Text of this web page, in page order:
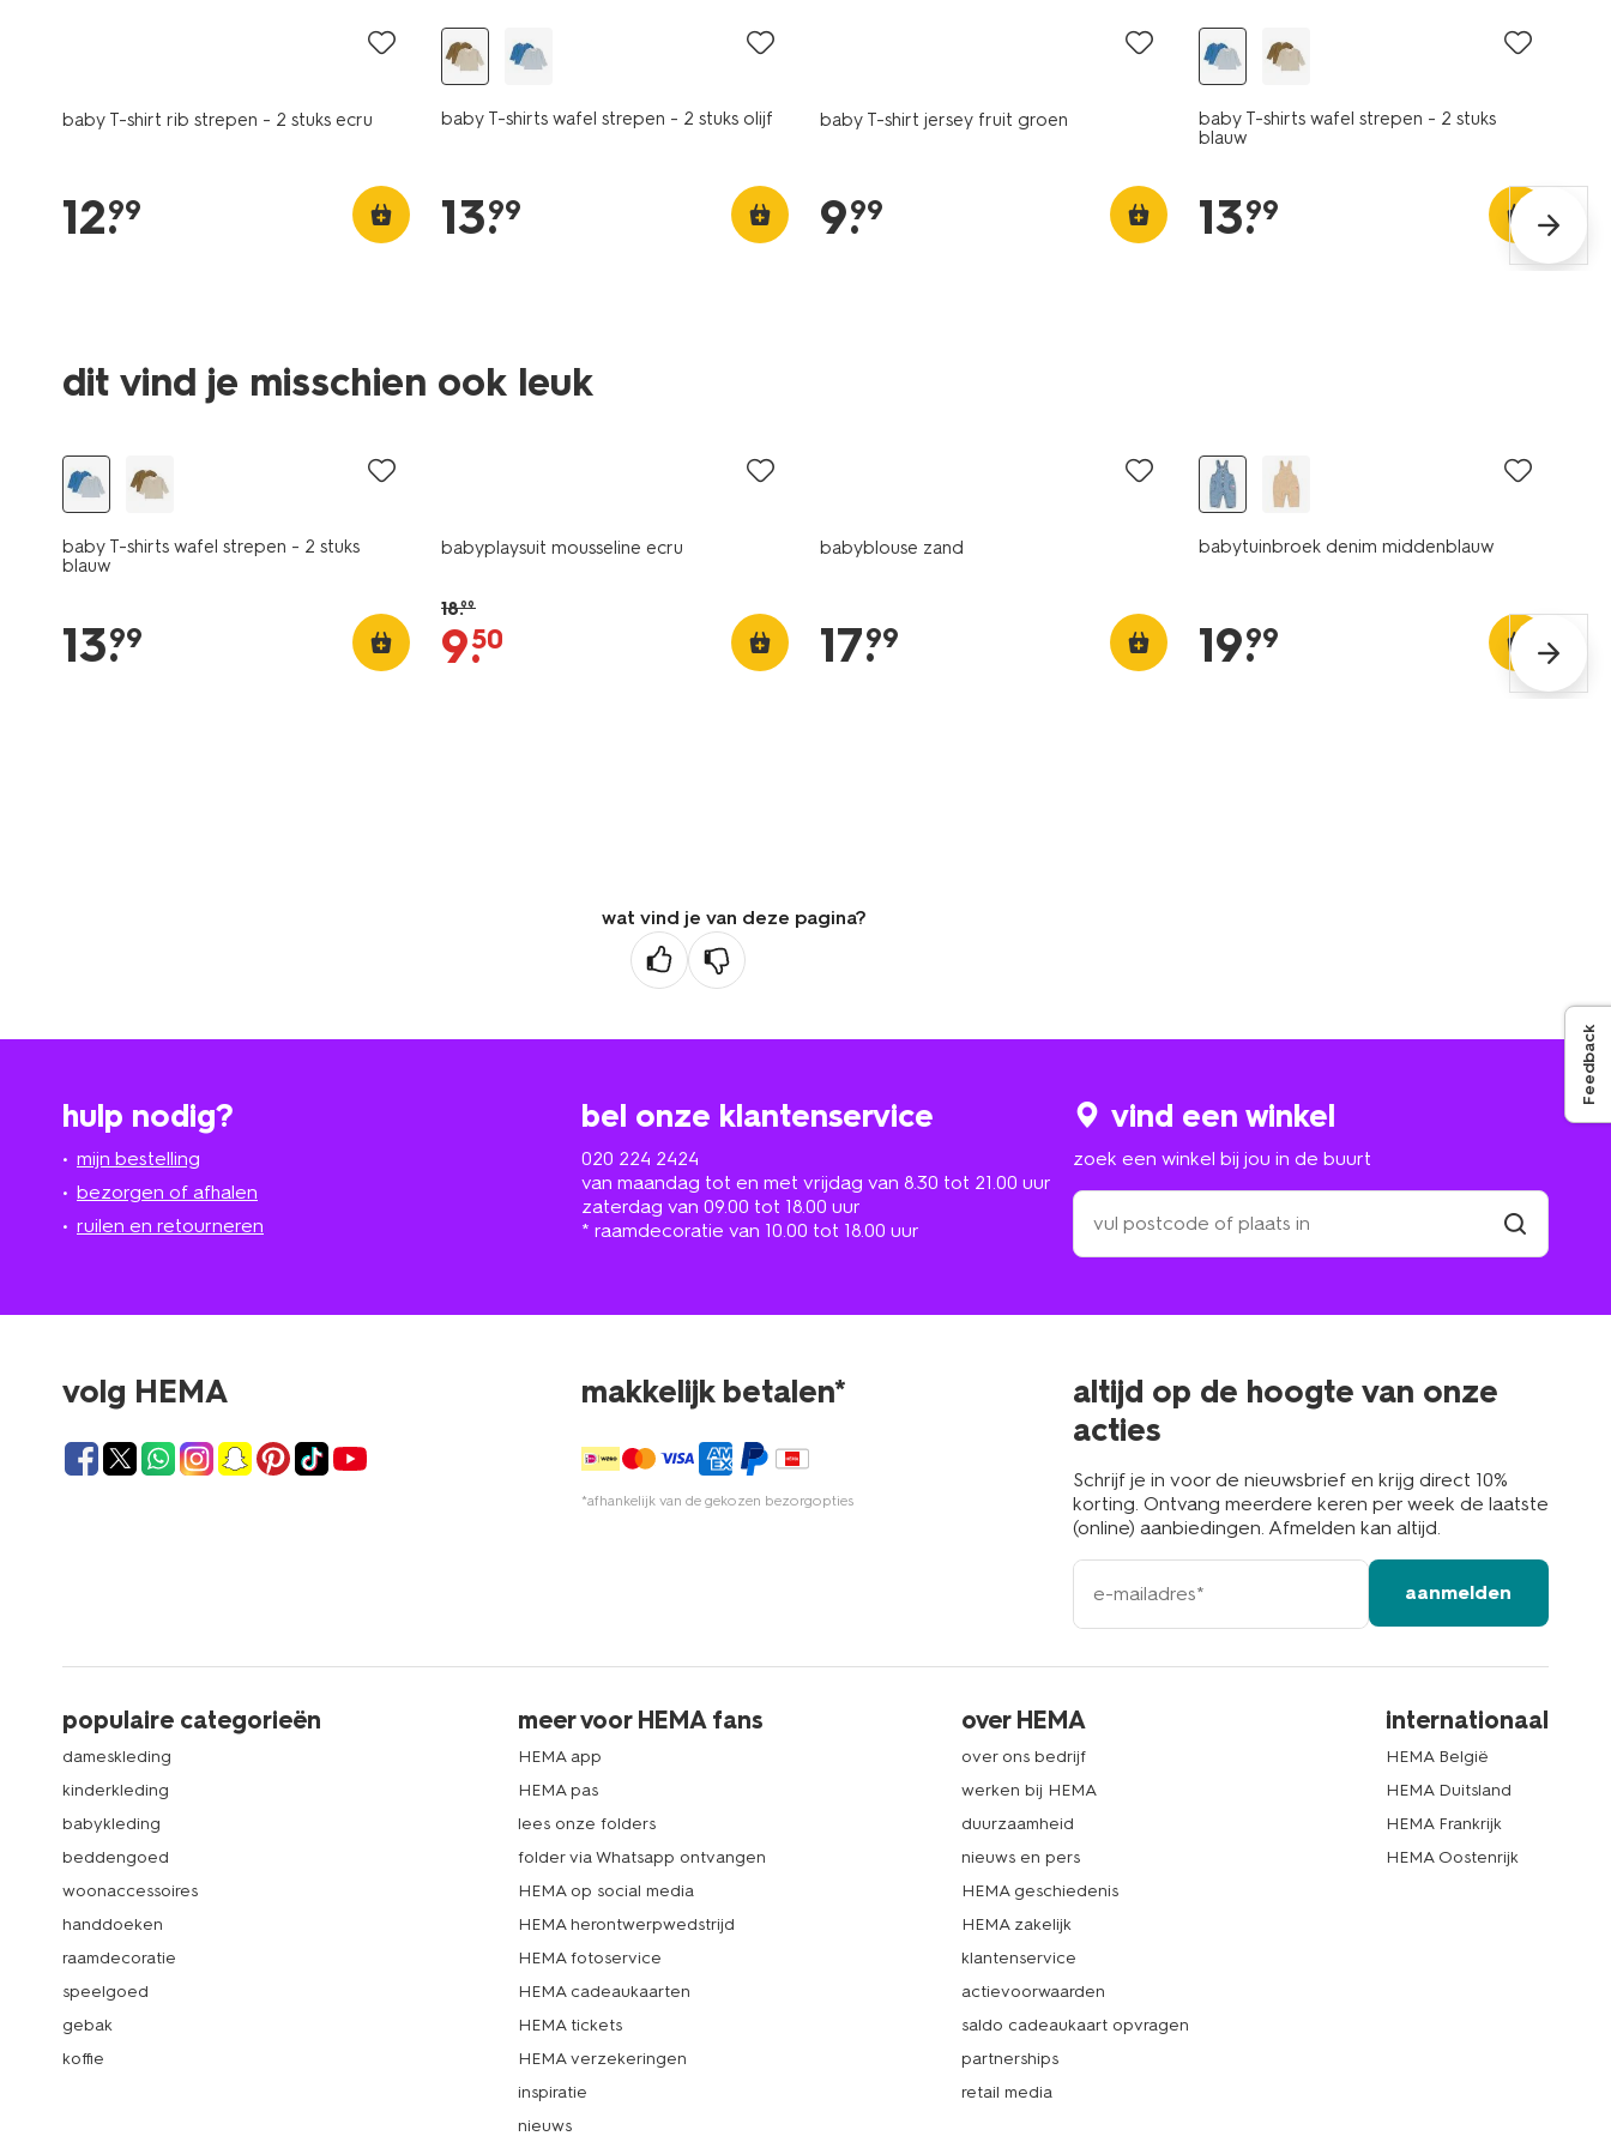
baby T-shirt rib strepen - 2 stuks ecru
12.
99
baby T-shirts wafel strepen - 2 stuks olijf
13.
99
baby T-shirt jersey fruit groen
9.
99
baby T-shirts wafel strepen - 2 stuks
blauw
13.
99
dit vind je misschien ook leuk
baby T-shirts wafel strepen - 2 stuks
blauw
13.
99
babyplaysuit mousseline ecru
18.99
9.
50
babyblouse zand
17.
99
babytuinbroek denim middenblauw
19.
99
wat vind je van deze pagina?
hulp nodig?
mijn bestelling
bezorgen of afhalen
ruilen en retourneren
bel onze klantenservice
020 224 2424
van maandag tot en met vrijdag van 8.30 tot 21.00 uur
zaterdag van 09.00 tot 18.00 uur
* raamdecoratie van 10.00 tot 18.00 uur
vind een winkel
zoek een winkel bij jou in de buurt
zoek
een
winkel
in
volg HEMA makkelijk betalen*
*afhankelijk van de gekozen bezorgopties
altijd op de hoogte van onze
acties
Schrijf je in voor de nieuwsbrief en krijg direct 10%
korting. Ontvang meerdere keren per week de laatste
(online) aanbiedingen. Afmelden kan altijd.
e-
mailadres
aanmelden
populaire categorieën
dameskleding
kinderkleding
babykleding
beddengoed
woonaccessoires
handdoeken
raamdecoratie
speelgoed
gebak
koffie
meer voor HEMA fans
HEMA app
HEMA pas
lees onze folders
folder via Whatsapp ontvangen
HEMA op social media
HEMA herontwerpwedstrijd
HEMA fotoservice
HEMA cadeaukaarten
HEMA tickets
HEMA verzekeringen
inspiratie
nieuws
over HEMA
over ons bedrijf
werken bij HEMA
duurzaamheid
nieuws en pers
HEMA geschiedenis
HEMA zakelijk
klantenservice
actievoorwaarden
saldo cadeaukaart opvragen
partnerships
retail media
internationaal
HEMA België
HEMA Duitsland
HEMA Frankrijk
HEMA Oostenrijk
Feedback